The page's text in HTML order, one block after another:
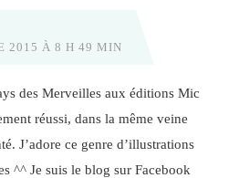
2015 À 8 H 49 MIN
des Merveilles aux éditions Mic
réussi, dans la même veine
J’adore ce genre d’illustrations
^^ Je suis le blog sur Facebook